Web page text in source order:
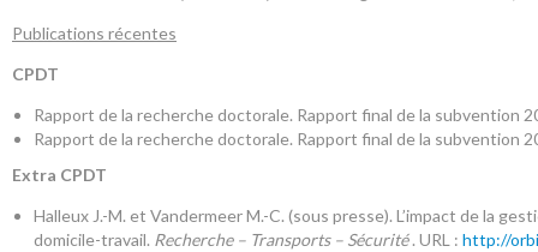
Publications récentes
CPDT
Rapport de la recherche doctorale. Rapport final de la subvention
Rapport de la recherche doctorale. Rapport final de la subvention
Extra CPDT
Halleux J.-M. et Vandermeer M.-C. (sous presse). L’impact de la
domicile-travail. Recherche – Transports – Sécurité. URL : http://